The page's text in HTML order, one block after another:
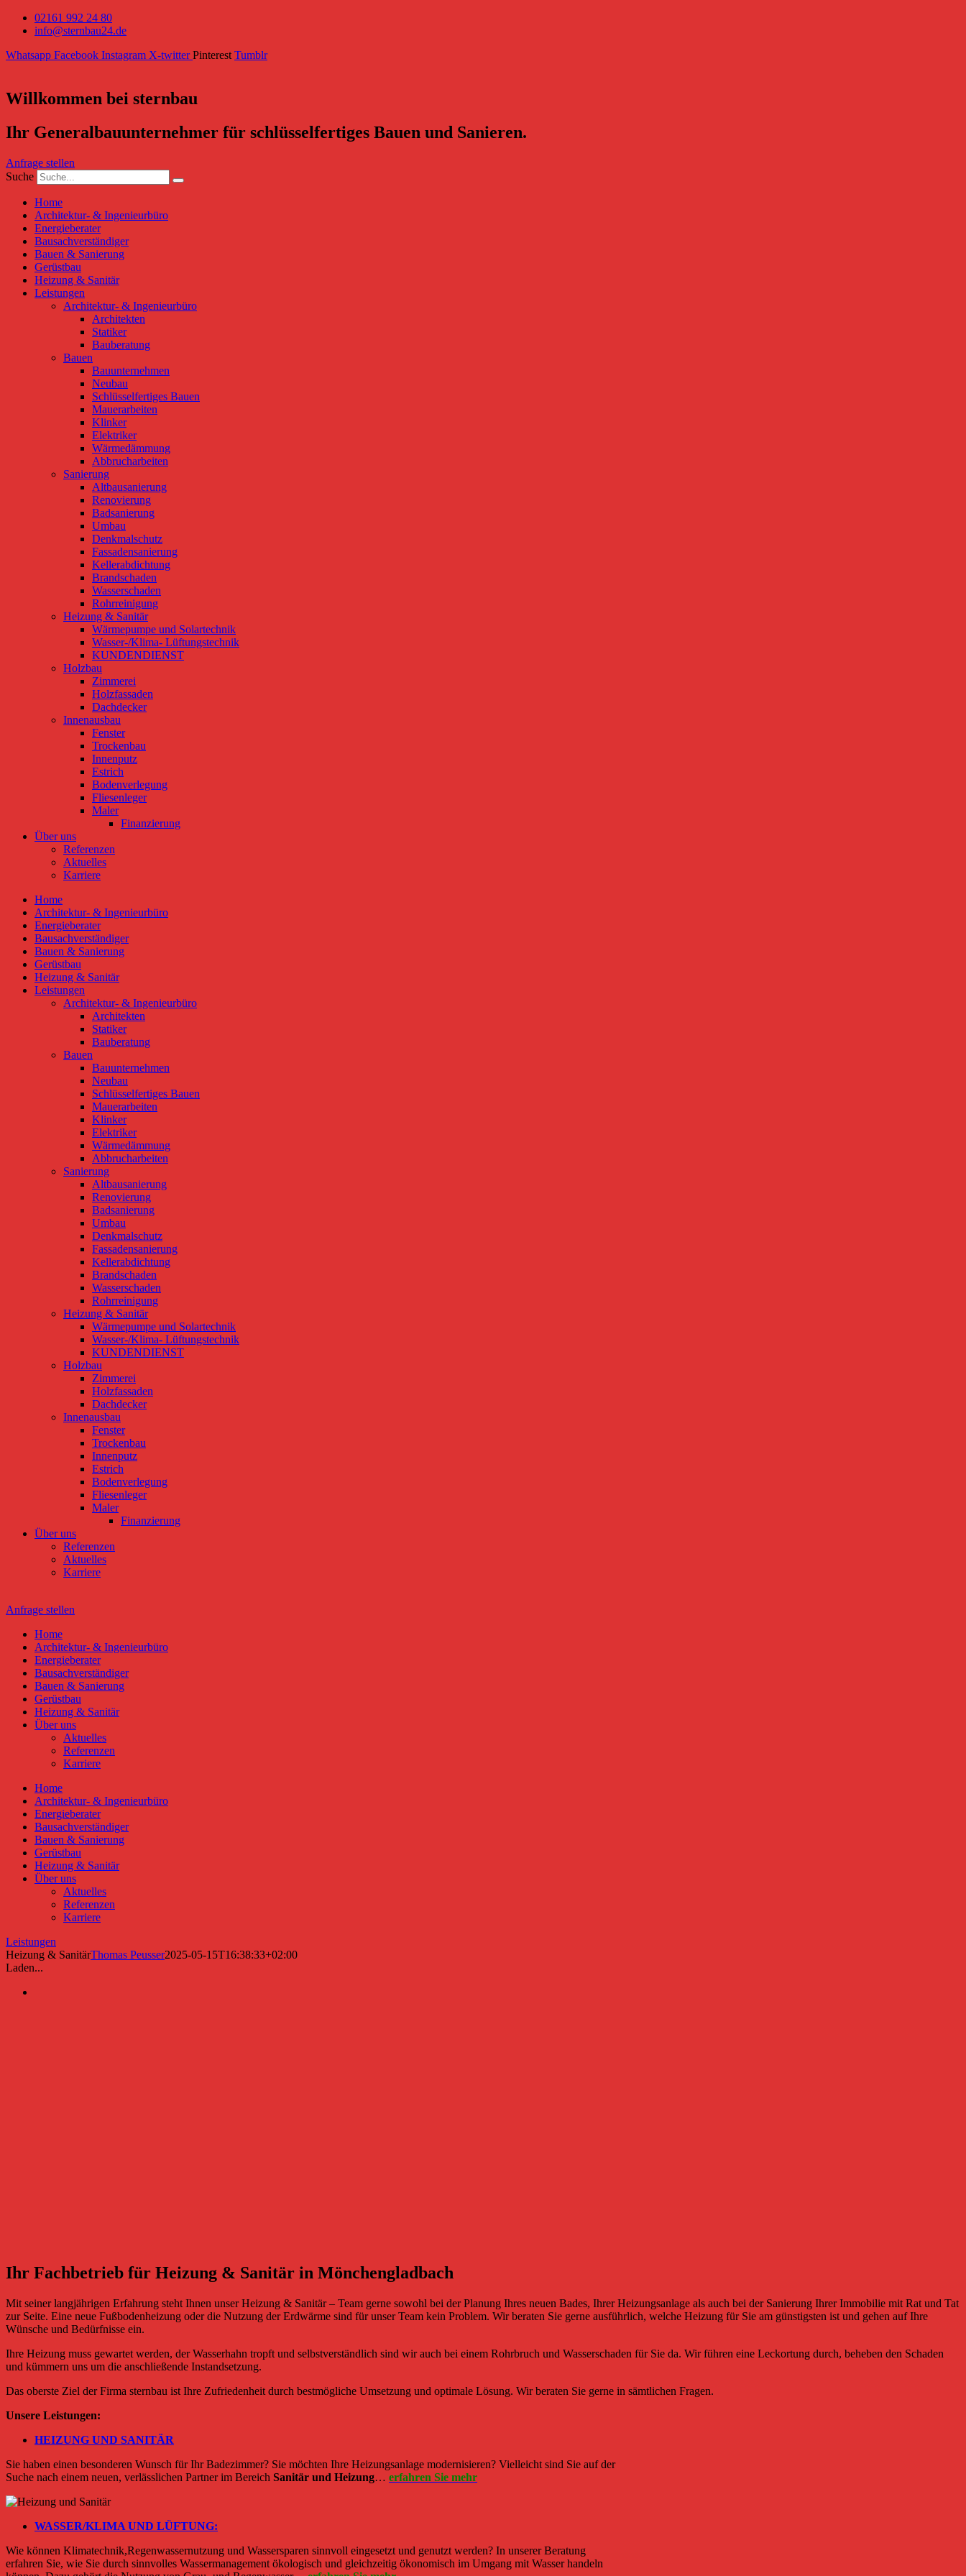
02161 992 24 80
info@sternbau24.de
Whatsapp Facebook Instagram X-twitter Pinterest Tumblr
Willkommen bei sternbau
Ihr Generalbauunternehmer für schlüsselfertiges Bauen und Sanieren.
Anfrage stellen
Suche
Home
Architektur- & Ingenieurbüro
Energieberater
Bausachverständiger
Bauen & Sanierung
Gerüstbau
Heizung & Sanitär
Leistungen
Architektur- & Ingenieurbüro
Architekten
Statiker
Bauberatung
Bauen
Bauunternehmen
Neubau
Schlüsselfertiges Bauen
Mauerarbeiten
Klinker
Elektriker
Wärmedämmung
Abbrucharbeiten
Sanierung
Altbausanierung
Renovierung
Badsanierung
Umbau
Denkmalschutz
Fassadensanierung
Kellerabdichtung
Brandschaden
Wasserschaden
Rohrreinigung
Heizung & Sanitär
Wärmepumpe und Solartechnik
Wasser-/Klima- Lüftungstechnik
KUNDENDIENST
Holzbau
Zimmerei
Holzfassaden
Dachdecker
Innenausbau
Fenster
Trockenbau
Innenputz
Estrich
Bodenverlegung
Fliesenleger
Maler
Finanzierung
Über uns
Referenzen
Aktuelles
Karriere
Home
Architektur- & Ingenieurbüro
Energieberater
Bausachverständiger
Bauen & Sanierung
Gerüstbau
Heizung & Sanitär
Leistungen
Architektur- & Ingenieurbüro
Architekten
Statiker
Bauberatung
Bauen
Bauunternehmen
Neubau
Schlüsselfertiges Bauen
Mauerarbeiten
Klinker
Elektriker
Wärmedämmung
Abbrucharbeiten
Sanierung
Altbausanierung
Renovierung
Badsanierung
Umbau
Denkmalschutz
Fassadensanierung
Kellerabdichtung
Brandschaden
Wasserschaden
Rohrreinigung
Heizung & Sanitär
Wärmepumpe und Solartechnik
Wasser-/Klima- Lüftungstechnik
KUNDENDIENST
Holzbau
Zimmerei
Holzfassaden
Dachdecker
Innenausbau
Fenster
Trockenbau
Innenputz
Estrich
Bodenverlegung
Fliesenleger
Maler
Finanzierung
Über uns
Referenzen
Aktuelles
Karriere
Anfrage stellen
Home
Architektur- & Ingenieurbüro
Energieberater
Bausachverständiger
Bauen & Sanierung
Gerüstbau
Heizung & Sanitär
Über uns
Aktuelles
Referenzen
Karriere
Home
Architektur- & Ingenieurbüro
Energieberater
Bausachverständiger
Bauen & Sanierung
Gerüstbau
Heizung & Sanitär
Über uns
Aktuelles
Referenzen
Karriere
Leistungen
Heizung & SanitärThomas Peusser2025-05-15T16:38:33+02:00
Laden...
Ihr Fachbetrieb für Heizung & Sanitär in Mönchengladbach
Mit seiner langjährigen Erfahrung steht Ihnen unser Heizung & Sanitär – Team gerne sowohl bei der Planung Ihres neuen Bades, Ihrer Heizungsanlage als auch bei der Sanierung Ihrer Immobilie mit Rat und Tat
zur Seite. Eine neue Fußbodenheizung oder die Nutzung der Erdwärme sind für unser Team kein Problem. Wir beraten Sie gerne ausführlich, welche Heizung für Sie am günstigsten ist und gehen auf Ihre
Wünsche und Bedürfnisse ein.
Ihre Heizung muss gewartet werden, der Wasserhahn tropft und selbstverständlich sind wir auch bei einem Rohrbruch und Wasserschaden für Sie da. Wir führen eine Leckortung durch, beheben den Schaden
und kümmern uns um die anschließende Instandsetzung.
Das oberste Ziel der Firma sternbau ist Ihre Zufriedenheit durch bestmögliche Umsetzung und optimale Lösung. Wir beraten Sie gerne in sämtlichen Fragen.
Unsere Leistungen:
HEIZUNG UND SANITÄR
Sie haben einen besonderen Wunsch für Ihr Badezimmer? Sie möchten Ihre Heizungsanlage modernisieren? Vielleicht sind Sie auf der
Suche nach einem neuen, verlässlichen Partner im Bereich Sanitär und Heizung… erfahren Sie mehr
WASSER/KLIMA UND LÜFTUNG:
Wie können Klimatechnik,Regenwassernutzung und Wassersparen sinnvoll eingesetzt und genutzt werden? In unserer Beratung
erfahren Sie, wie Sie durch sinnvolles Wassermanagement ökologisch und gleichzeitig ökonomisch im Umgang mit Wasser handeln